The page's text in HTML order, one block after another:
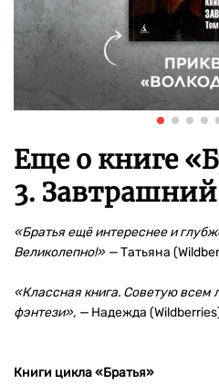
Еще о книге «
3.
«Братья ещё интереснее и
Великолепно!» —Татьяна
«Классная книга. Советую всем
фэнтези», — Надежда
Книги цикла «Братья»